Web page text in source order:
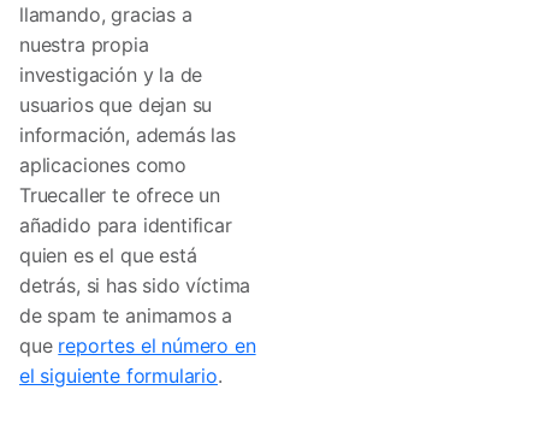
llamando, gracias a
nuestra propia
investigación y la de
usuarios que dejan su
información, además las
aplicaciones como
Truecaller te ofrece un
añadido para identificar
quien es el que está
detrás, si has sido víctima
de spam te animamos a
que reportes el número en
el siguiente formulario.